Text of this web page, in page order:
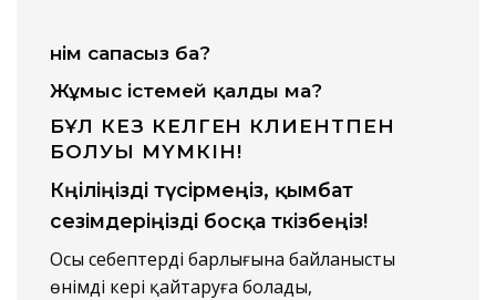
Өнім сапасыз ба?
Жұмыс істемей қалды ма?
БҰЛ КЕЗ КЕЛГЕН КЛИЕНТПЕН
БОЛУЫ МҮМКІН!
Көңіліңізді түсірмеңіз, қымбат
сезімдеріңізді босқа өткізбеңіз!
Осы себептердің барлығына байланысты
өнімді кері қайтаруға болады,